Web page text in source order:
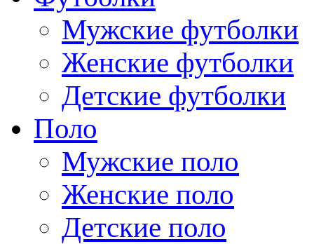
Мужские футболки
Женские футболки
Детские футболки
Поло
Мужские поло
Женские поло
Детские поло